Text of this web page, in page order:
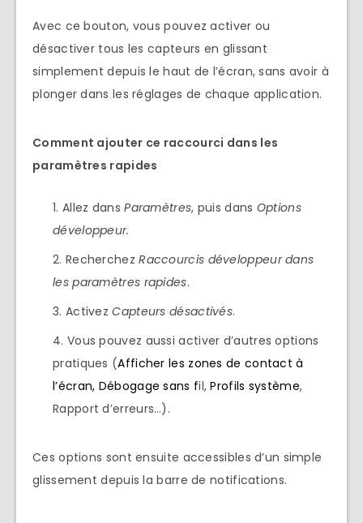
Avec ce bouton, vous pouvez activer ou
désactiver tous les capteurs en glissant
simplement depuis le haut de l’écran, sans avoir à
plonger dans les réglages de chaque application.
Comment ajouter ce raccourci dans les
paramètres rapides
Allez dansParamètres, puis dans Options
développeur.
RecherchezRaccourcis développeur dans
les paramètres rapides.
ActivezCapteurs désactivés.
Vous pouvez aussi activer d’autres options
pratiques (Afficher les zones de contact à
l’écran, Débogage sans fil,Profils système,
Rapport d’erreurs…).
Ces options sont ensuite accessibles d’un simple
glissement depuis la barre de notifications.